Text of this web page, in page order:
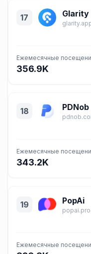
17 Glarity
Ежемесячные
356.9K
18
Ежемесячные
343.2K
19 PopAi
popai.pro
Ежемесячные